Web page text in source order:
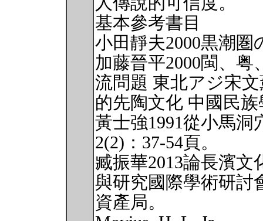
基本參考書目
小田靜夫2000黒潮
加藤晉平2000閩、
流問題 東北アジ宋
的先陶文化 中國民
黃士強1991從小馬
2(2)：37-54頁。
臧振華2013論長濱
與研究國際學術研討
資產局。